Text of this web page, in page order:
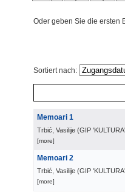
Oder geben Sie die ersten
Sortiert nach:
Memoari 1
Trbić, Vasilije (GIP
[more]
Memoari 2
Trbić, Vasilije (GIP
[more]